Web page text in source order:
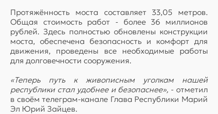
Протяжённость моста составляет 33,05 метров.
Общая стоимость работ - более 36 миллионов
рублей. Здесь полностью обновлены конструкции
моста, обеспечена безопасность и комфорт для
движения, проведены все необходимые работы
для долговечности сооружения.
«Теперь путь к живописным уголкам нашей
республики стал удобнее и безопаснее», - отметил
в своём телеграм-канале Глава Республики Марий
Эл Юрий Зайцев.